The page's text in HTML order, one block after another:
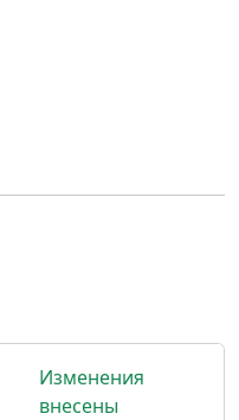
Изменения
внесены